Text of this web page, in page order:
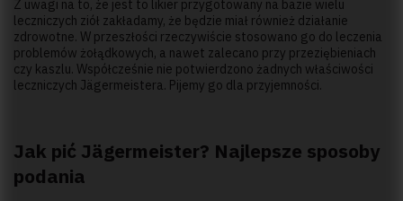
Z uwagi na to, że jest to likier przygotowany na bazie wielu
leczniczych ziół zakładamy, że będzie miał również działanie
zdrowotne. W przeszłości rzeczywiście stosowano go do leczenia
problemów żołądkowych, a nawet zalecano przy przeziębieniach
czy kaszlu. Współcześnie nie potwierdzono żadnych właściwości
leczniczych Jägermeistera. Pijemy go dla przyjemności.
Jak pić Jägermeister? Najlepsze sposoby
podania